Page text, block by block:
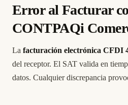
Error al Facturar
CONTPAQi
La facturación electrónica CFDI
del receptor. El SAT valida en
datos. Cualquier discrepancia